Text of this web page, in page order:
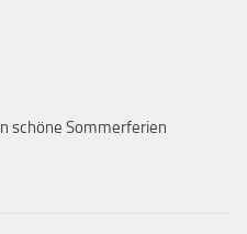
schöne Sommerferien